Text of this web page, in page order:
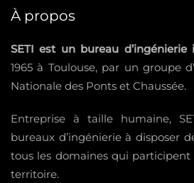
À propos
SETI est un bureau d’ingénierie
1965 à Toulouse, par un groupe
Nationale des Ponts et Chaussée.
Entreprise à taille humaine,
bureaux d’ingénierie à disposer
tous les domaines qui participent
territoire.